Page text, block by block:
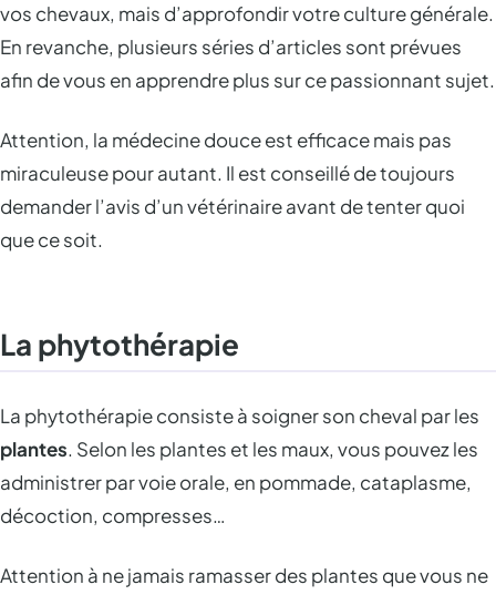
vos chevaux, mais d’approfondir votre culture générale.
En revanche, plusieurs séries d’articles sont prévues
afin de vous en apprendre plus sur ce passionnant sujet.
Attention, la médecine douce est efficace mais pas
miraculeuse pour autant. Il est conseillé de toujours
demander l’avis d’un vétérinaire avant de tenter quoi
que ce soit.
La phytothérapie
La phytothérapie consiste à soigner son cheval par les
plantes. Selon les plantes et les maux, vous pouvez les
administrer par voie orale, en pommade, cataplasme,
décoction, compresses…
Attention à ne jamais ramasser des plantes que vous ne